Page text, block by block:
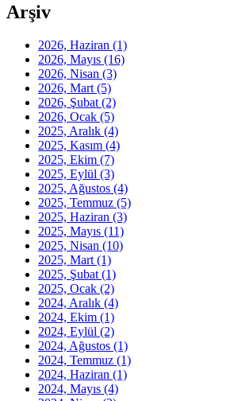
Arşiv
2026, Haziran (1)
2026, Mayıs (16)
2026, Nisan (3)
2026, Mart(5)
2026, Şubat(2)
2026, Ocak (5)
2025, Aralık (4)
2025, Kasım (4)
2025, Ekim (7)
2025, Eylül (3)
2025, Ağustos (4)
2025, Temmuz (5)
2025, Haziran (3)
2025, Mayıs (11)
2025, Nisan (10)
2025, Mart(1)
2025, Şubat(1)
2025, Ocak (2)
2024, Aralık (4)
2024, Ekim (1)
2024, Eylül (2)
2024, Ağustos (1)
2024, Temmuz (1)
2024, Haziran (1)
2024, Mayıs (4)